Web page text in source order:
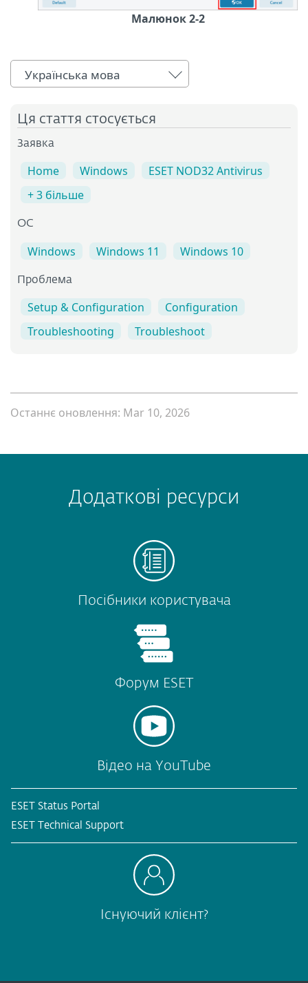
Малюнок 2-2
Українська мова
Ця стаття стосується
Заявка
Home Windows
ESET NOD32 Antivirus
+ 3 більше
ОС
Windows Windows 11 Windows 10
Проблема
Setup & Configuration
Configuration
Troubleshooting
Troubleshoot
Останнє оновлення: Mar 10, 2026
Додаткові ресурси
Посібники користувача
Форум ESET
Відео на YouTube
ESET Status Portal
ESET Technical Support
Існуючий клієнт?